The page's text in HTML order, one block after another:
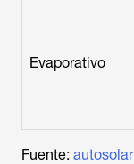
Evaporativo
Fuente: autosolar